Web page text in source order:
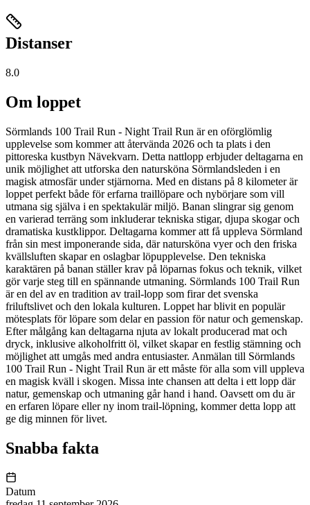
Distanser
8.0
Om loppet
Sörmlands 100 Trail Run - Night Trail Run är en oförglömlig
upplevelse som kommer att återvända 2026 och ta plats i den
pittoreska kustbyn Nävekvarn. Detta nattlopp erbjuder deltagarna en
unik möjlighet att utforska den natursköna Sörmlandsleden i en
magisk atmosfär under stjärnorna. Med en distans på 8 kilometer är
loppet perfekt både för erfarna traillöpare och nybörjare som vill
utmana sig själva i en spektakulär miljö. Banan slingrar sig genom
en varierad terräng som inkluderar tekniska stigar, djupa skogar och
dramatiska kustklippor. Deltagarna kommer att få uppleva Sörmland
från sin mest imponerande sida, där natursköna vyer och den friska
kvällsluften skapar en oslagbar löpupplevelse. Den tekniska
karaktären på banan ställer krav på löparnas fokus och teknik, vilket
gör varje steg till en spännande utmaning. Sörmlands 100 Trail Run
är en del av en tradition av trail-lopp som firar det svenska
friluftslivet och den lokala kulturen. Loppet har blivit en populär
mötesplats för löpare som delar en passion för natur och gemenskap.
Efter målgång kan deltagarna njuta av lokalt producerad mat och
dryck, inklusive alkoholfritt öl, vilket skapar en festlig stämning och
möjlighet att umgås med andra entusiaster. Anmälan till Sörmlands
100 Trail Run - Night Trail Run är ett måste för alla som vill uppleva
en magisk kväll i skogen. Missa inte chansen att delta i ett lopp där
natur, gemenskap och utmaning går hand i hand. Oavsett om du är
en erfaren löpare eller ny inom trail-löpning, kommer detta lopp att
ge dig minnen för livet.
Snabba fakta
Datum